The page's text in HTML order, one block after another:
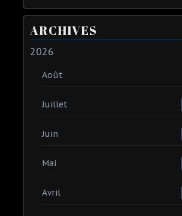
ARCHIVES
2026
Août
Juillet
Juin
Mai
Avril